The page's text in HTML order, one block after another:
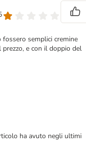
fossero semplici cremine
e con il doppio del
ha avuto negli ultimi